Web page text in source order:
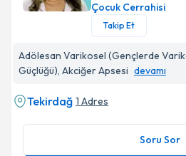
Op. Dr. Gökçe Kurt Profil Fotoğrafı
Çocuk Cerrahisi
Takip Et
Adölesan Varikosel (Gençlerde
Güçlüğü), Akciğer Apsesi devamı
Tekirdağ 1 Adres
Soru Sor